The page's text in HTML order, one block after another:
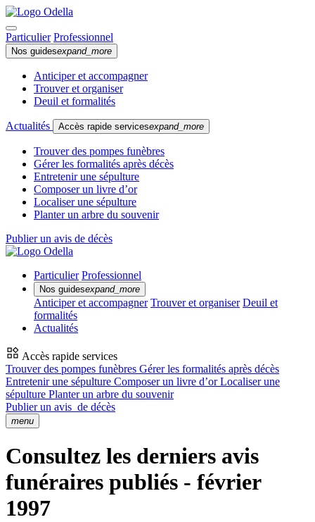
Particulier Professionnel
Nos guidesexpand_more
Anticiper et accompagner
Trouver et organiser
Deuil et formalités
Actualités Accès rapide servicesexpand_more
Trouver des pompes funèbres
Gérer les formalités après décès
Entretenir une sépulture
Composer un livre d’or
Localiser une sépulture
Planter un arbre du souvenir
Publier un avis de décès
Particulier Professionnel
Nos guidesexpand_more
Anticiper et accompagner Trouver et organiser Deuil et
formalités
Actualités
Accès rapide services
Trouver des pompes funèbres Gérer les formalités après décès
Entretenir une sépulture Composer un livre d’orLocaliser une
sépulture Planter un arbre du souvenir
Publier un avis de décès
menu
Consultez les derniers avis
funéraires publiés - février
1997